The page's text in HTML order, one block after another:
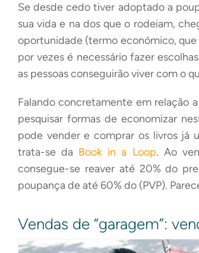
Se desde cedo tiver adoptado a
sua vida e na dos que o rodeiam,
oportunidade (termo económico,
por vezes é necessário fazer
as pessoas conseguirão viver com o
Falando concretamente em relação
pesquisar formas de economizar
pode vender e comprar os livros já
trata-se da Book in a Loop. Ao
consegue-se reaver até 20% do
poupança de até 60% do (PVP).
Vendas de “garagem”: